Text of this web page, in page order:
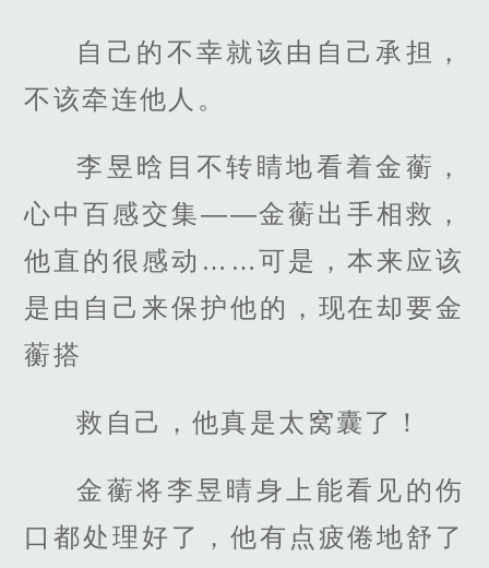
自己的不幸就该由自己承担，
不该牵连他人。
李昱晗目不转睛地看着金蘅，
心中百感交集——金蘅出手相救，
他直的很感动……可是，本来应该
是由自己来保护他的，现在却要金
蘅搭
救自己，他真是太窝囊了！
金蘅将李昱晴身上能看见的伤
口都处理好了，他有点疲倦地舒了